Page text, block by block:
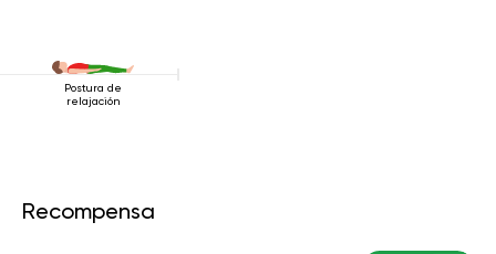
Postura de
relajación
Recompensa